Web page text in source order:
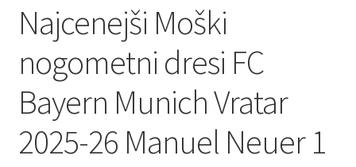
Najcenejši Moški
nogometni dresi FC
Bayern Munich Vratar
2025-26 Manuel Neuer 1